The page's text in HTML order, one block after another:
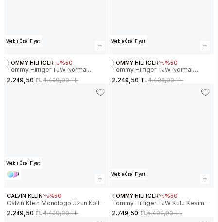
Web'e Özel Fiyat
TOMMY HILFIGER %50
Tommy Hilfiger TJW Normal
Kesim Linear Kapüşonlu Kadın
Siyah Sweatshirt
2.249,50 TL4.499,00 TL
Web'e Özel Fiyat
TOMMY HILFIGER %50
Tommy Hilfiger TJW Normal
Kesim Linear Kapüşonlu Kadın
Beyaz Sweatshirt
2.249,50 TL4.499,00 TL
Web'e Özel Fiyat
3
CALVIN KLEIN %50
Calvin Klein Monologo Uzun Kollu
Rahat Kesim Penye Bisiklet Yaka
Kadın Gri Sweatshirt LV047B234G-
2.249,50 TL4.499,00 TL
Web'e Özel Fiyat
TOMMY HILFIGER %50
Tommy Hilfiger TJW Kutu Kesim
Kısa Kolej Stili Kadın Sweatshirt
DW0DW21598YBH
2.749,50 TL5.499,00 TL